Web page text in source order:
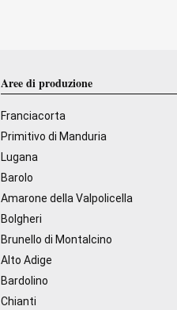
Aree di produzione
Franciacorta
Primitivo di Manduria
Lugana
Barolo
Amarone della Valpolicella
Bolgheri
Brunello di Montalcino
Alto Adige
Bardolino
Chianti